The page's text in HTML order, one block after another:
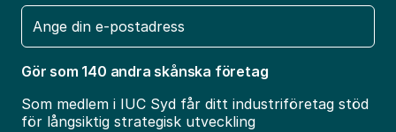
E-
post
Gör som 140 andra skånska företag
Som medlem i IUC Syd får ditt industriföretag stöd
för långsiktig strategisk utveckling